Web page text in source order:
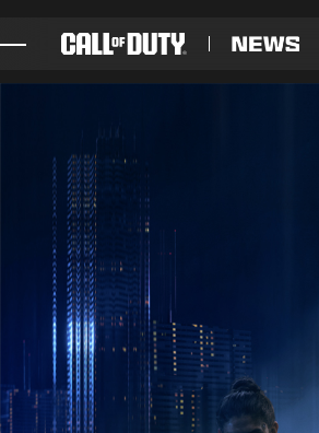
BOUTIQUE
ESPORTS
ASSISTANCE
XBOX GAME PASS